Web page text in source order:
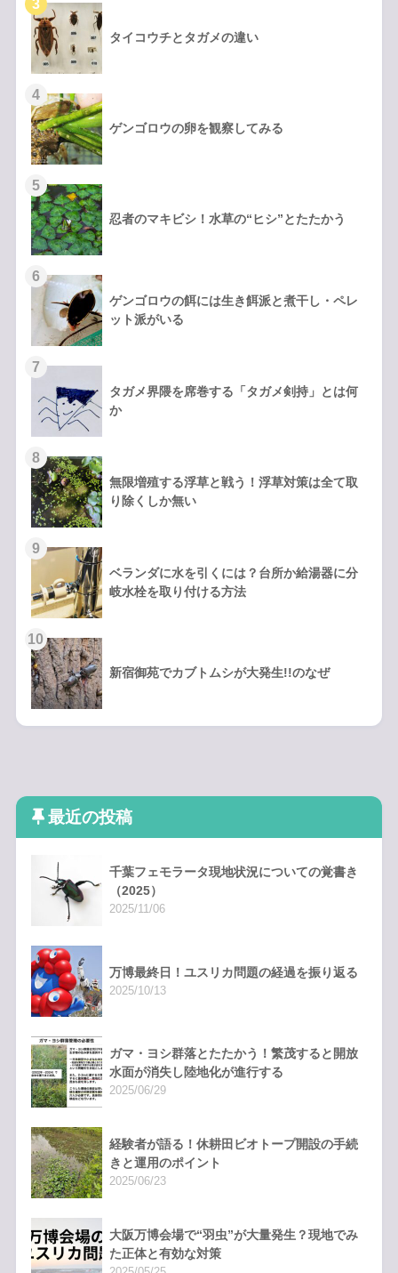
タイコウチとタガメの違い
ゲンゴロウの卵を観察してみる
忍者のマキビシ！水草の“ヒシ”とたたかう
ゲンゴロウの餌には生き餌派と煮干し・ペレ
ット派がいる
タガメ界隈を席巻する「タガメ剣持」とは何
か
無限増殖する浮草と戦う！浮草対策は全て取
り除くしか無い
ベランダに水を引くには？台所か給湯器に分
岐水栓を取り付ける方法
新宿御苑でカブトムシが大発生!!のなぜ
最近の投稿
千葉フェモラータ現地状況についての覚書き
（2025）
2025/11/06
万博最終日！ユスリカ問題の経過を振り返る
2025/10/13
ガマ・ヨシ群落とたたかう！繁茂すると開放
水面が消失し陸地化が進行する
2025/06/29
経験者が語る！休耕田ビオトープ開設の手続
きと運用のポイント
2025/06/23
大阪万博会場で“羽虫”が大量発生？現地でみ
た正体と有効な対策